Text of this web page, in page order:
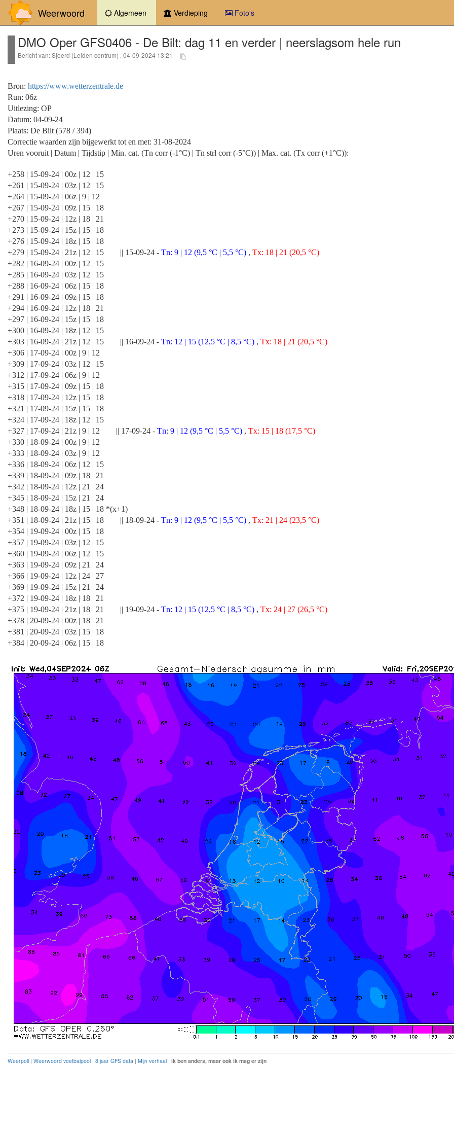
Weerwoord Algemeen (current)Verdieping Foto's
DMO Oper GFS0406 - De Bilt: dag 11 en verder | neerslagsom hele run
Bericht van: Sjoerd (Leiden centrum) , 04-09-2024 13:21
Bron: https://www.wetterzentrale.de
Run: 06z
Uitlezing: OP
Datum: 04-09-24
Plaats: De Bilt (578 / 394)
Correctie waarden zijn bijgewerkt tot en met: 31-08-2024
Uren vooruit | Datum | Tijdstip | Min. cat. (Tn corr (-1°C) | Tn strl corr (-5°C)) | Max. cat. (Tx corr (+1°C)):
+258 | 15-09-24 | 00z | 12 | 15
+261 | 15-09-24 | 03z | 12 | 15
+264 | 15-09-24 | 06z | 9 | 12
+267 | 15-09-24 | 09z | 15 | 18
+270 | 15-09-24 | 12z | 18 | 21
+273 | 15-09-24 | 15z | 15 | 18
+276 | 15-09-24 | 18z | 15 | 18
+279 | 15-09-24 | 21z | 12 | 15 || 15-09-24 - Tn: 9 | 12 (9,5 °C | 5,5 °C) , Tx: 18 | 21 (20,5 °C)
+282 | 16-09-24 | 00z | 12 | 15
+285 | 16-09-24 | 03z | 12 | 15
+288 | 16-09-24 | 06z | 15 | 18
+291 | 16-09-24 | 09z | 15 | 18
+294 | 16-09-24 | 12z | 18 | 21
+297 | 16-09-24 | 15z | 15 | 18
+300 | 16-09-24 | 18z | 12 | 15
+303 | 16-09-24 | 21z | 12 | 15 || 16-09-24 - Tn: 12 | 15 (12,5 °C | 8,5 °C) , Tx: 18 | 21 (20,5 °C)
+306 | 17-09-24 | 00z | 9 | 12
+309 | 17-09-24 | 03z | 12 | 15
+312 | 17-09-24 | 06z | 9 | 12
+315 | 17-09-24 | 09z | 15 | 18
+318 | 17-09-24 | 12z | 15 | 18
+321 | 17-09-24 | 15z | 15 | 18
+324 | 17-09-24 | 18z | 12 | 15
+327 | 17-09-24 | 21z | 9 | 12 || 17-09-24 - Tn: 9 | 12 (9,5 °C | 5,5 °C) , Tx: 15 | 18 (17,5 °C)
+330 | 18-09-24 | 00z | 9 | 12
+333 | 18-09-24 | 03z | 9 | 12
+336 | 18-09-24 | 06z | 12 | 15
+339 | 18-09-24 | 09z | 18 | 21
+342 | 18-09-24 | 12z | 21 | 24
+345 | 18-09-24 | 15z | 21 | 24
+348 | 18-09-24 | 18z | 15 | 18 *(x+1)
+351 | 18-09-24 | 21z | 15 | 18 || 18-09-24 - Tn: 9 | 12 (9,5 °C | 5,5 °C) , Tx: 21 | 24 (23,5 °C)
+354 | 19-09-24 | 00z | 15 | 18
+357 | 19-09-24 | 03z | 12 | 15
+360 | 19-09-24 | 06z | 12 | 15
+363 | 19-09-24 | 09z | 21 | 24
+366 | 19-09-24 | 12z | 24 | 27
+369 | 19-09-24 | 15z | 21 | 24
+372 | 19-09-24 | 18z | 18 | 21
+375 | 19-09-24 | 21z | 18 | 21 || 19-09-24 - Tn: 12 | 15 (12,5 °C | 8,5 °C) , Tx: 24 | 27 (26,5 °C)
+378 | 20-09-24 | 00z | 18 | 21
+381 | 20-09-24 | 03z | 15 | 18
+384 | 20-09-24 | 06z | 15 | 18
Weerpoll | Weerwoord voetbalpool | 8 jaar GFS data | Mijn verhaal | ik ben anders, maar ook ik mag er zijn